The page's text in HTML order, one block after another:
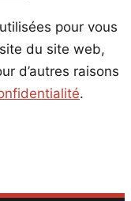
pour vous
du site web,
d’autres raisons
.